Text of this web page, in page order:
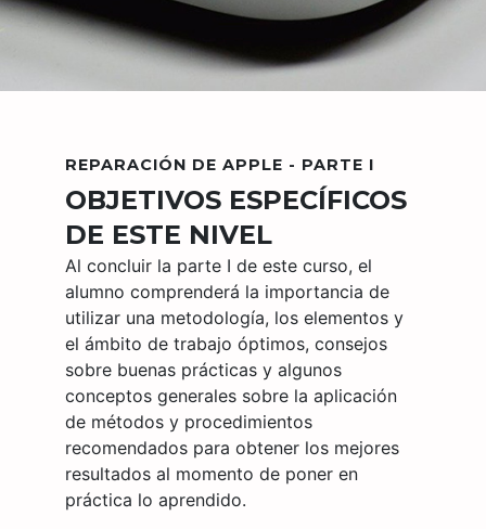
REPARACIÓN DE APPLE - PARTE I
OBJETIVOS ESPECÍFICOS
DE ESTE NIVEL
Al concluir la parte I de este curso, el
alumno comprenderá la importancia de
utilizar una metodología, los elementos y
el ámbito de trabajo óptimos, consejos
sobre buenas prácticas y algunos
conceptos generales sobre la aplicación
de métodos y procedimientos
recomendados para obtener los mejores
resultados al momento de poner en
práctica lo aprendido.